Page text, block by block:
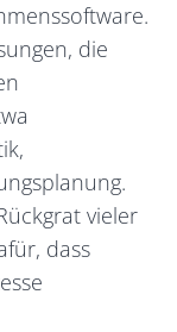
die
vieler
dass